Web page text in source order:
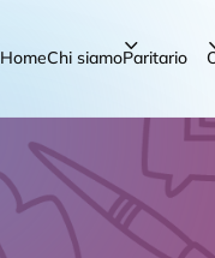
HomeChi siamoParitario